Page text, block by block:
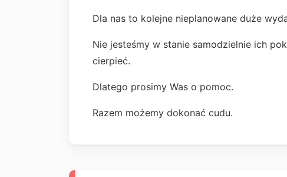
Dla nas to kolejne nieplanowane duże
Nie jesteśmy w stanie samodzielnie ich
cierpieć.
Dlatego prosimy Was o pomoc.
Razem możemy dokonać cudu.